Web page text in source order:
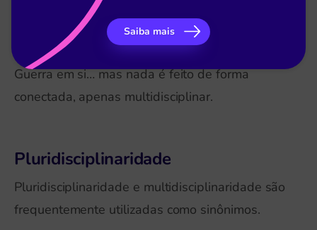
Por exemplo, em um bimestre, em geografia se
estuda as consequências da 2° Guerra Mundial,
em quimíca os efeitos nucleares, em história a
Guerra em si… mas nada é feito de forma
conectada, apenas multidisciplinar.
Pluridisciplinaridade
Pluridisciplinaridade e multidisciplinaridade são
frequentemente utilizadas como sinônimos.
Saiba mais